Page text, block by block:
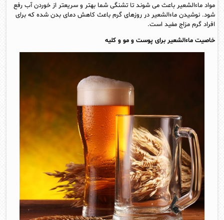
مواد ماءالشعیر باعث می شوند تا تشنگی شما بهتر و سریعتر از خوردن آب رفع
شود. نوشیدن ماءالشعیر در روزهای گرم باعث کاهش دمای بدن شده که برای
افراد گرم مزاج مفید است.
خاصیت ماءالشعیر برای پوست و مو و کلیه